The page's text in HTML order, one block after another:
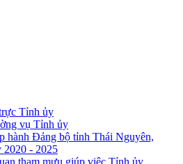
Tỉnh ủy
vụ Tỉnh ủy
hành Đảng bộ tỉnh Thái Nguyên,
2020 - 2025
tham mưu giúp việc Tỉnh ủy